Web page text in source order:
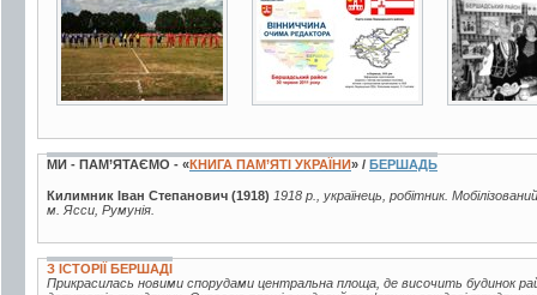
МИ - ПАМ’ЯТАЄМО - «КНИГА ПАМ’ЯТІ УКРАЇНИ» / БЕРШАДЬ
Килимник Іван Степанович (1918) 1918 р., українець, робітник.
м. Ясси, Румунія.
З ІСТОРІЇ БЕРШАДІ
Прикрасилась новими спорудами центральна площа, де височить будинок